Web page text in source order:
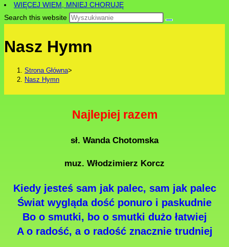
WIĘCEJ WIEM, MNIEJ CHORUJĘ
Search this website
Nasz Hymn
Strona Główna>
Nasz Hymn
Najlepiej razem
sł. Wanda Chotomska
muz. Włodzimierz Korcz
Kiedy jesteś sam jak palec, sam jak palec
Świat wygląda dość ponuro i paskudnie
Bo o smutki, bo o smutki dużo łatwiej
A o radość, a o radość znacznie trudniej